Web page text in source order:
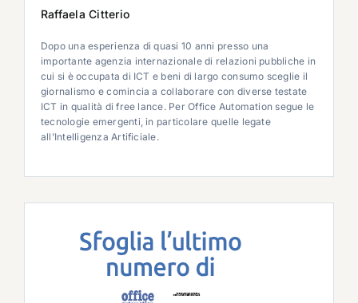
Raffaela Citterio
Dopo una esperienza di quasi 10 anni presso una
importante agenzia internazionale di relazioni pubbliche in
cui si è occupata di ICT e beni di largo consumo sceglie il
giornalismo e comincia a collaborare con diverse testate
ICT in qualità di free lance. Per Office Automation segue le
tecnologie emergenti, in particolare quelle legate
all’Intelligenza Artificiale.